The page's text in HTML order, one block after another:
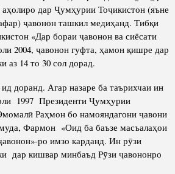
ТОҶИКИСТОН
аҳолиро дар Ҷумҳурии Тоҷикистон (яъне
ҷавонон ташкил медиҳанд. Тибқи
«Дар бораи ҷавонон ва сиёсати
2004, ҷавонон гуфта, ҳамон қишре дар
аз 14 то 30 сол дорад.
доранд. Агар назаре ба таърихчаи ин
1997 Президенти Ҷумҳурии
Раҳмон бо намояндагони ҷавони
Фармон «Оид ба баъзе масъалаҳои
ро имзо карданд. Ин рӯзи
дар кишвар минбаъд Рӯзи ҷавононро